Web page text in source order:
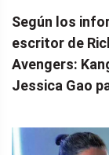
Según los
escritor de
Avengers:
Jessica Gao